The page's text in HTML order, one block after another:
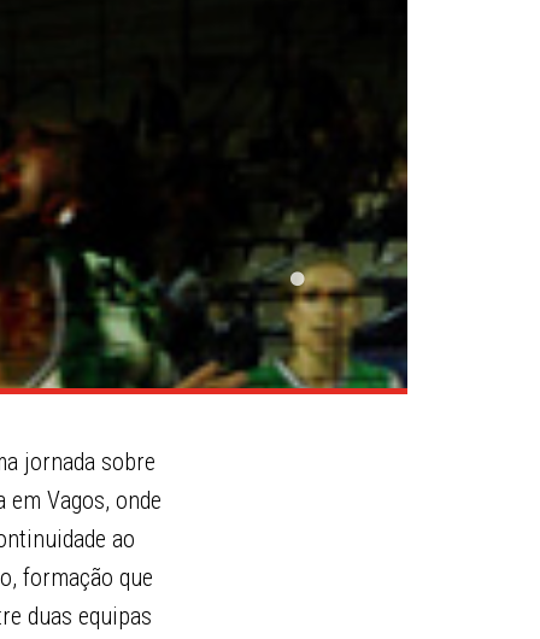
jornada sobre
Vagos, onde
ao
formação que
duas equipas